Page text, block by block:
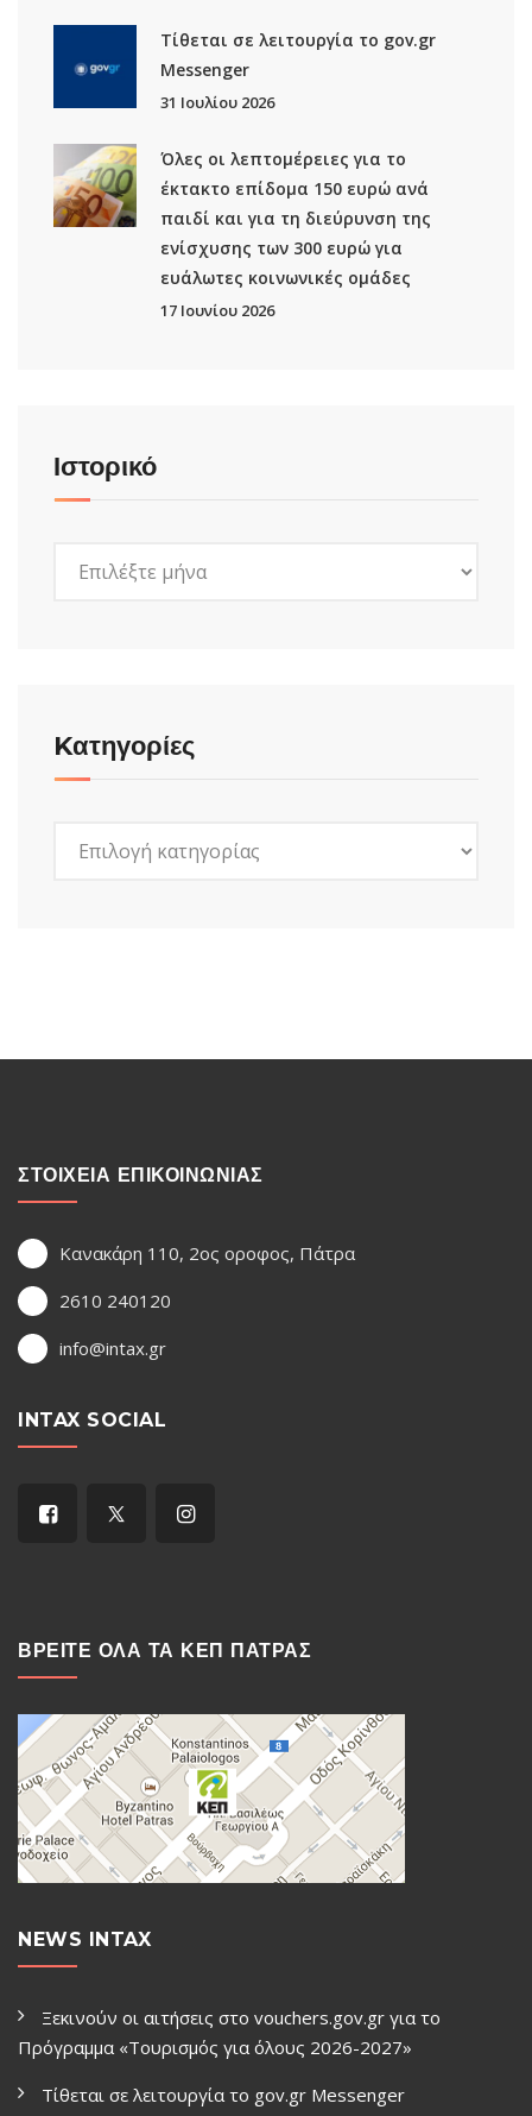
Τίθεται σε λειτουργία το gov.gr
Μessenger
31 Ιουλίου 2026
Όλες οι λεπτομέρειες για το
έκτακτο επίδομα 150 ευρώ ανά
παιδί και για τη διεύρυνση της
ενίσχυσης των 300 ευρώ για
ευάλωτες κοινωνικές ομάδες
17 Ιουνίου 2026
Ιστορικό
Kατηγορίες
ΣΤΟΙΧΕΙΑ ΕΠΙΚΟΙΝΩΝΙΑΣ
Κανακάρη 110, 2ος οροφος, Πάτρα
2610 240120
info@intax.gr
INTAX SOCIAL
ΒΡΕΙΤΕ ΟΛΑ ΤΑ ΚΕΠ ΠΑΤΡΑΣ
NEWS INTAX
Ξεκινούν οι αιτήσεις στο vouchers.gov.gr για το
Πρόγραμμα «Τουρισμός για όλους 2026-2027»
Τίθεται σε λειτουργία το gov.gr Μessenger